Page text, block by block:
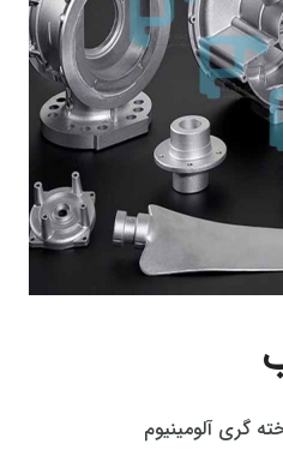
گری آلومینیوم